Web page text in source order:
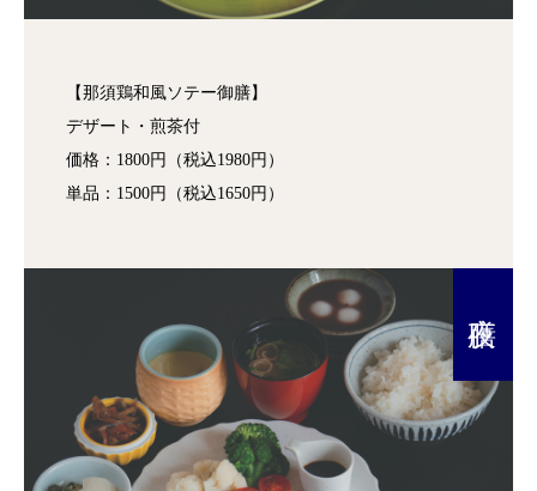
【那須鶏和風ソテー御膳】
デザート・煎茶付
価格：1800円（税込1980円）
単品：1500円（税込1650円）